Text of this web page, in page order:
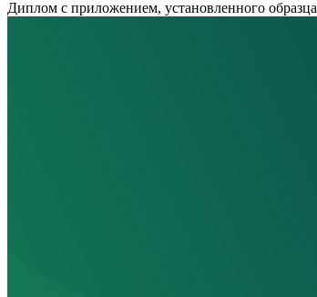
Диплом с приложением, установленного образца